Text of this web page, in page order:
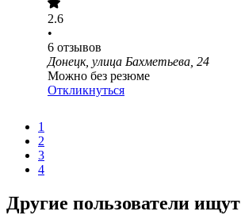
2.6
•
6 отзывов
Донецк, улица Бахметьева, 24
Можно без резюме
Откликнуться
1
2
3
4
Другие пользователи ищут